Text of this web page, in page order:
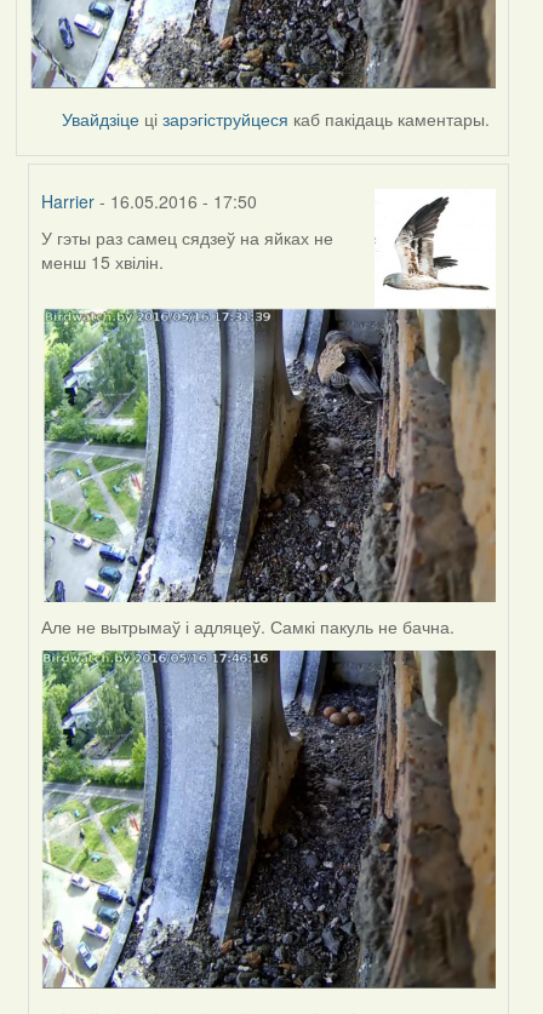
Увайдзіце цізарэгіструйцеся каб пакідаць каментары.
Harrier - 16.05.2016 - 17:50
In
reply
by
Harrier
У гэты раз самец сядзеў на яйках не
менш 15 хвілін.
Але не вытрымаў і адляцеў. Самкі пакуль не бачна.